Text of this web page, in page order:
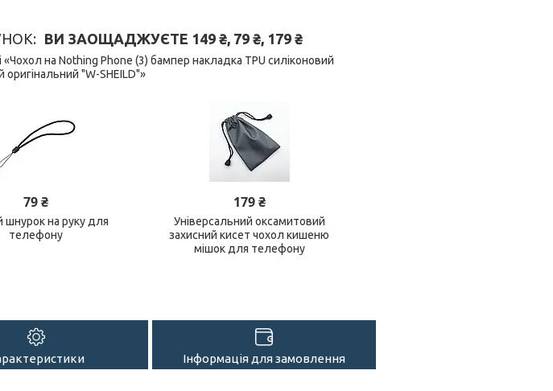
ВИ ЗАОЩАДЖУЄТЕ 149 ₴, 79 ₴, 179 ₴
на Nothing Phone (3) бампер накладка TPU силіконовий
"W-SHEILD"»
79 ₴
шнурок на руку для
телефону
179 ₴
Універсальний оксамитовий
захисний кисет чохол кишеню
мішок для телефону
Інформація для замовлення